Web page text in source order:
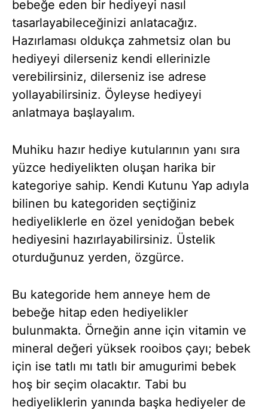
bebeğe eden bir hediyeyi nasıl
tasarlayabileceğinizi anlatacağız.
Hazırlaması oldukça zahmetsiz olan bu
hediyeyi dilerseniz kendi ellerinizle
verebilirsiniz, dilerseniz ise adrese
yollayabilirsiniz. Öyleyse hediyeyi
anlatmaya başlayalım.
Muhiku hazır hediye kutularının yanı sıra
yüzce hediyelikten oluşan harika bir
kategoriye sahip. Kendi Kutunu Yap adıyla
bilinen bu kategoriden seçtiğiniz
hediyeliklerle en özel yenidoğan bebek
hediyesini hazırlayabilirsiniz. Üstelik
oturduğunuz yerden, özgürce.
Bu kategoride hem anneye hem de
bebeğe hitap eden hediyelikler
bulunmakta. Örneğin anne için vitamin ve
mineral değeri yüksek rooibos çayı; bebek
için ise tatlı mı tatlı bir amugurimi bebek
hoş bir seçim olacaktır. Tabi bu
hediyeliklerin yanında başka hediyeler de